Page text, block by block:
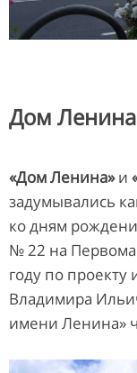
Дом
«Дом Ленина»и
задумывались
ко дням
№ 22 на
году по
Владимира
имени Ленина»